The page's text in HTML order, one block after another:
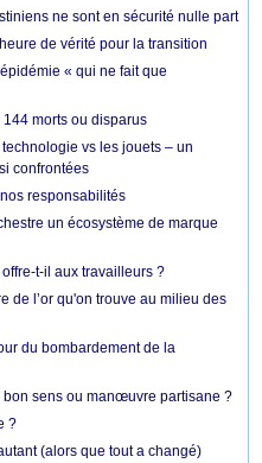
ne sont en sécurité nulle part
de vérité pour la transition
« qui ne fait que
morts ou disparus
vs les jouets – un
confrontées
responsabilités
un écosystème de marque
t-il aux travailleurs ?
de l’or qu'on trouve au milieu des
du bombardement de la
bon sens ou manœuvre partisane ?
?
(alors que tout a changé)